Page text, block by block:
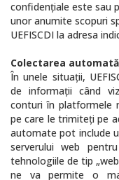
confidenţiale este sau
unor anumite scopuri
UEFISCDI la adresa
Colectarea automată
În unele situaţii,
de informaţii când
conturi în platformele
pe care le trimiteţi pe
automate pot include
serverului web
tehnologiile de tip
ne va permite o